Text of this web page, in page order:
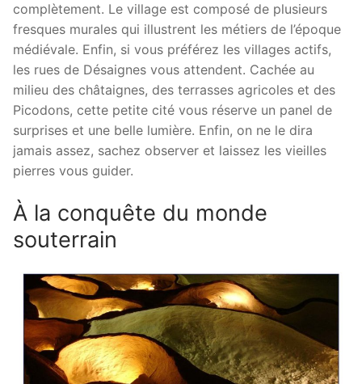
complètement. Le village est composé de plusieurs
fresques murales qui illustrent les métiers de l’époque
médiévale. Enfin, si vous préférez les villages actifs,
les rues de Désaignes vous attendent. Cachée au
milieu des châtaignes, des terrasses agricoles et des
Picodons, cette petite cité vous réserve un panel de
surprises et une belle lumière. Enfin, on ne le dira
jamais assez, sachez observer et laissez les vieilles
pierres vous guider.
À la conquête du monde
souterrain